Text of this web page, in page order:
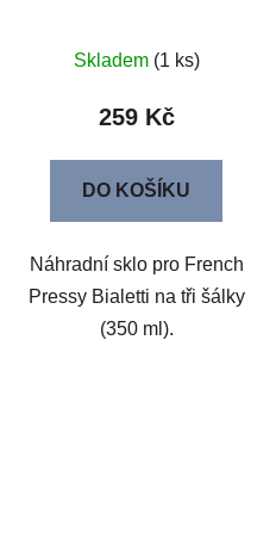
Skladem (1 ks)
259 Kč
DO KOŠÍKU
Náhradní sklo pro French
Pressy Bialetti na tři šálky
(350 ml).